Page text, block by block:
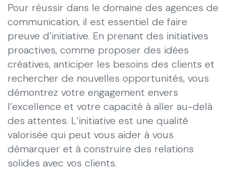
Pour réussir dans le domaine des agences de
communication, il est essentiel de faire
preuve d’initiative. En prenant des initiatives
proactives, comme proposer des idées
créatives, anticiper les besoins des clients et
rechercher de nouvelles opportunités, vous
démontrez votre engagement envers
l’excellence et votre capacité à aller au-delà
des attentes. L’initiative est une qualité
valorisée qui peut vous aider à vous
démarquer et à construire des relations
solides avec vos clients.